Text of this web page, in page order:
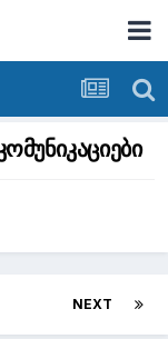
NEXT